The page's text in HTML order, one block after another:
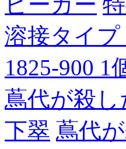
溶接タイプ
1825-900 1
蔦代が殺
下翠 蔦代